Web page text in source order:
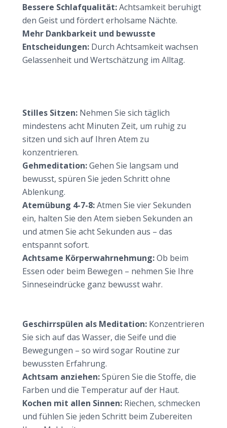
Bessere Schlafqualität:Achtsamkeit beruhigt
den Geist und fördert erholsame Nächte.
Mehr Dankbarkeit und bewusste
Entscheidungen: Durch Achtsamkeit wachsen
Gelassenheit und Wertschätzung im Alltag.
Stilles Sitzen: Nehmen Sie sich täglich
mindestens acht Minuten Zeit, um ruhig zu
sitzen und sich auf Ihren Atem zu
konzentrieren.
Gehmeditation:Gehen Sie langsam und
bewusst, spüren Sie jeden Schritt ohne
Ablenkung.
Atemübung 4-7-8:Atmen Sie vier Sekunden
ein, halten Sie den Atem sieben Sekunden an
und atmen Sie acht Sekunden aus – das
entspannt sofort.
Achtsame Körperwahrnehmung:Ob beim
Essen oder beim Bewegen – nehmen Sie Ihre
Sinneseindrücke ganz bewusst wahr.
Geschirrspülen als Meditation: Konzentrieren
Sie sich auf das Wasser, die Seife und die
Bewegungen – so wird sogar Routine zur
bewussten Erfahrung.
Achtsam anziehen:Spüren Sie die Stoffe, die
Farben und die Temperatur auf der Haut.
Kochen mit allen Sinnen: Riechen, schmecken
und fühlen Sie jeden Schritt beim Zubereiten